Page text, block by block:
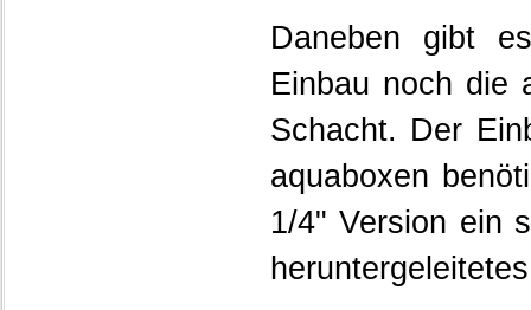
Daneben gibt
Einbau noch die
Schacht. Der
aquaboxen
1/4" Version ein